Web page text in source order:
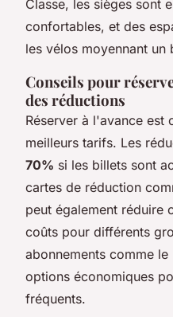
Classe, les sièges sont
confortables, et des
les vélos moyennant un
Conseils pour
des réductions
Réserver à l'avance est
meilleurs tarifs. Les
70% si les billets sont
cartes de réduction
peut également réduire
coûts pour différents
abonnements comme le
options économiques
fréquents.